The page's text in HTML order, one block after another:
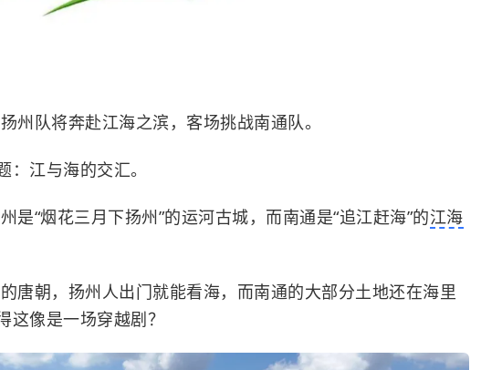
州队将奔赴江海之滨，客场挑战南通队。
：江与海的交汇。
是“烟花三月下扬州”的运河古城，而南通是“追江赶海”的江海
唐朝，扬州人出门就能看海，而南通的大部分土地还在海里
这像是一场穿越剧？